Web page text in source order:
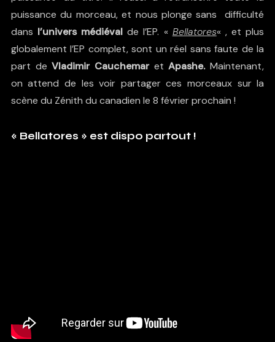
puissance du morceau, et nous plonge sans difficulté
dans l’univers médiéval de l’EP. « Bellatores« , et plus
globalement l’EP complet, sont un réel sans faute de la
part deVladimir CauchemaretApashe.Maintenant,
on attend de les voir partager ces morceaux sur la
scène du Zénith du canadien le 8 février prochain !
« Bellatores » est dispo partout !